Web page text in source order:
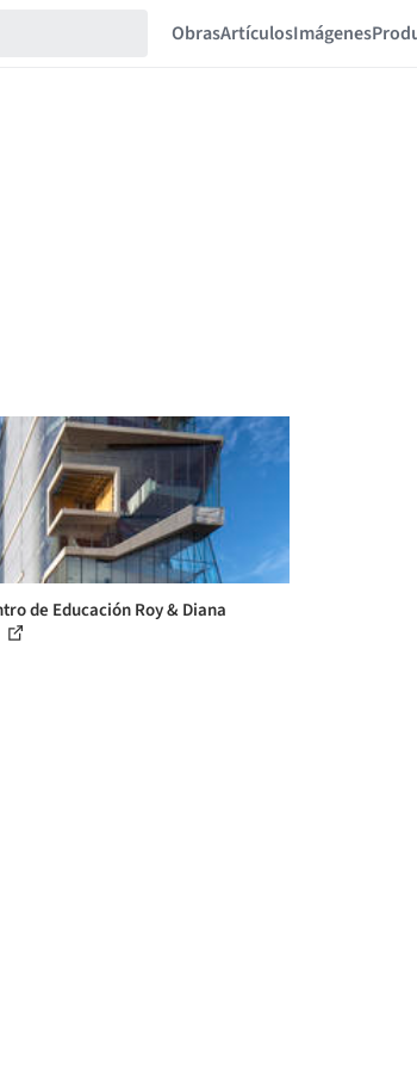
ObrasArtículosImágenes
de Educación Roy & Diana